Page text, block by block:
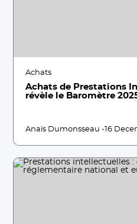
Achats
Achats de Prestations
révèle le Baromètre
Anaïs Dumonsseau - 16